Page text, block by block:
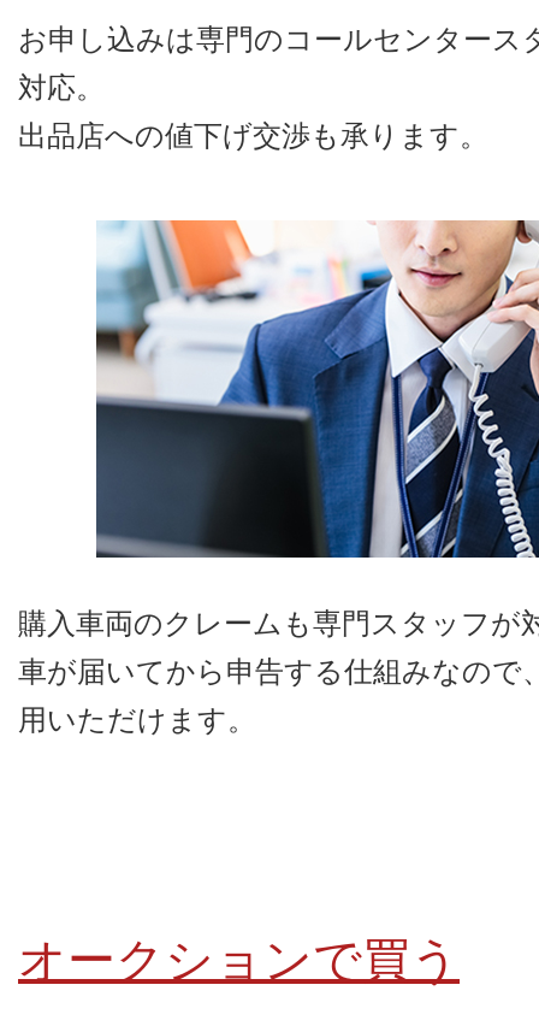
お申し込みは専門のコールセンタース
対応。
出品店への値下げ交渉も承ります。
購入車両のクレームも専門スタッフが
車が届いてから申告する仕組みなので
用いただけます。
オークションで買う